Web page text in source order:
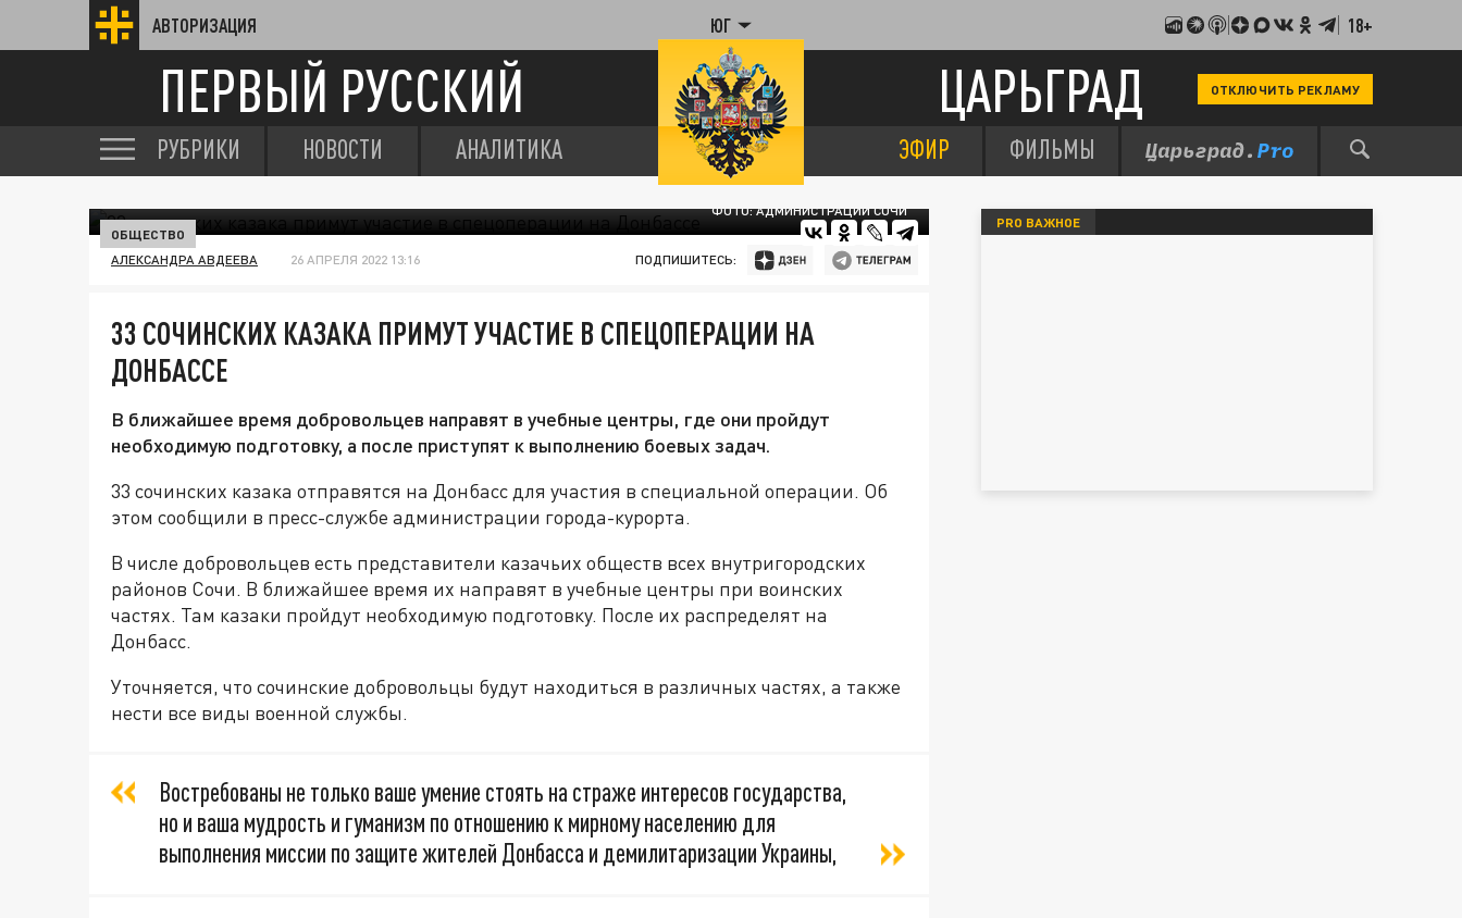
АВТОРИЗАЦИЯ ЮГ 18+
ПЕРВЫЙ РУССКИЙ ЦАРЬГРАД ОТКЛЮЧИТЬ РЕКЛАМУ
РУБРИКИ НОВОСТИ АНАЛИТИКА ЭФИР ФИЛЬМЫ
ФОТО: АДМИНИСТРАЦИИ СОЧИ
ОБЩЕСТВО
АЛЕКСАНДРА АВДЕЕВА 26 АПРЕЛЯ 2022 13:16 ПОДПИШИТЕСЬ:
33 СОЧИНСКИХ КАЗАКА ПРИМУТ УЧАСТИЕ В СПЕЦОПЕРАЦИИ НА
ДОНБАССЕ
В ближайшее время добровольцев направят в учебные центры, где они пройдут
необходимую подготовку, а после приступят к выполнению боевых задач.
33 сочинских казака отправятся на Донбасс для участия в специальной операции. Об
этом сообщили в пресс-службе администрации города-курорта.
В числе добровольцев есть представители казачьих обществ всех внутригородских
районов Сочи. В ближайшее время их направят в учебные центры при воинских
частях. Там казаки пройдут необходимую подготовку. После их распределят на
Донбасс.
Уточняется, что сочинские добровольцы будут находиться в различных частях, а также
нести все виды военной службы.
Востребованы не только ваше умение стоять на страже интересов государства,
но и ваша мудрость и гуманизм по отношению к мирному населению для
выполнения миссии по защите жителей Донбасса и демилитаризации Украины,
PRO ВАЖНОЕ